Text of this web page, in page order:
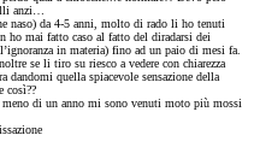
anzi…
naso) da 4-5 anni, molto di rado li ho tenuti
ho mai fatto caso al fatto del diradarsi dei
in materia) fino ad un paio di mesi fa.
se li tiro su riesco a vedere con chiarezza
quella spiacevole sensazione della
così??
di un anno mi sono venuti moto più mossi